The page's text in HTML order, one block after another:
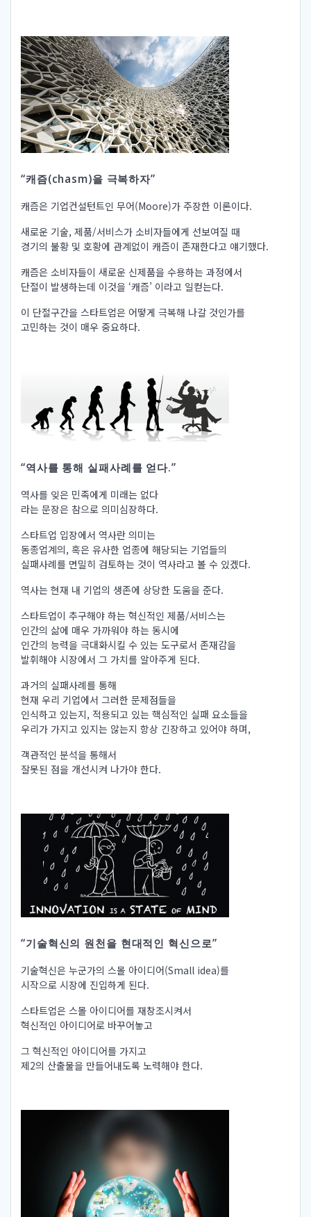
“캐즘(chasm)을 극복하자”
캐즘은 기업컨설턴트인 무어(Moore)가 주장한 이론이다.
새로운 기술, 제품/서비스가 소비자들에게 선보여질 때
경기의 불황 및 호황에 관계없이 캐즘이 존재한다고 얘기했다.
캐즘은 소비자들이 새로운 신제품을 수용하는 과정에서
단절이 발생하는데 이것을 ‘캐즘’ 이라고 일컫는다.
이 단절구간을 스타트업은 어떻게 극복해 나갈 것인가를
고민하는 것이 매우 중요하다.
“역사를 통해 실패사례를 얻다.”
역사를 잊은 민족에게 미래는 없다
라는 문장은 참으로 의미심장하다.
스타트업 입장에서 역사란 의미는
동종업계의, 혹은 유사한 업종에 해당되는 기업들의
실패사례를 면밀히 검토하는 것이 역사라고 볼 수 있겠다.
역사는 현재 내 기업의 생존에 상당한 도움을 준다.
스타트업이 추구해야 하는 혁신적인 제품/서비스는
인간의 삶에 매우 가까워야 하는 동시에
인간의 능력을 극대화시킬 수 있는 도구로서 존재감을
발휘해야 시장에서 그 가치를 알아주게 된다.
과거의 실패사례를 통해
현재 우리 기업에서 그러한 문제점들을
인식하고 있는지, 적용되고 있는 핵심적인 실패 요소들을
우리가 가지고 있지는 않는지 항상 긴장하고 있어야 하며,
객관적인 분석을 통해서
잘못된 점을 개선시켜 나가야 한다.
“기술혁신의 원천을 현대적인 혁신으로”
기술혁신은 누군가의 스몰 아이디어(Small idea)를
시작으로 시장에 진입하게 된다.
스타트업은 스몰 아이디어를 재창조시켜서
혁신적인 아이디어로 바꾸어놓고
그 혁신적인 아이디어를 가지고
제2의 산출물을 만들어내도록 노력해야 한다.